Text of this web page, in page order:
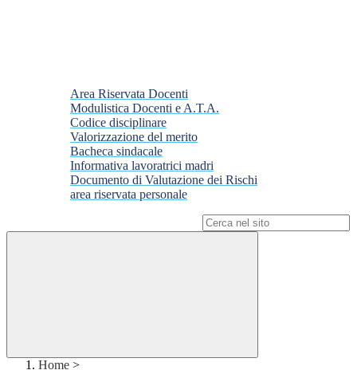
Area Riservata Docenti
Modulistica Docenti e A.T.A.
Codice disciplinare
Valorizzazione del merito
Bacheca sindacale
Informativa lavoratrici madri
Documento di Valutazione dei Rischi
area riservata personale
Home >